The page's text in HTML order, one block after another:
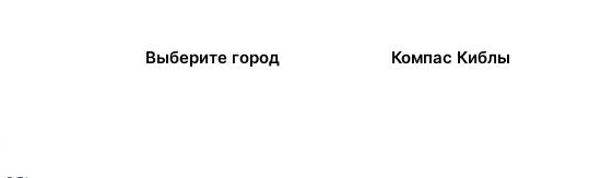
Выберите город Компас Киблы